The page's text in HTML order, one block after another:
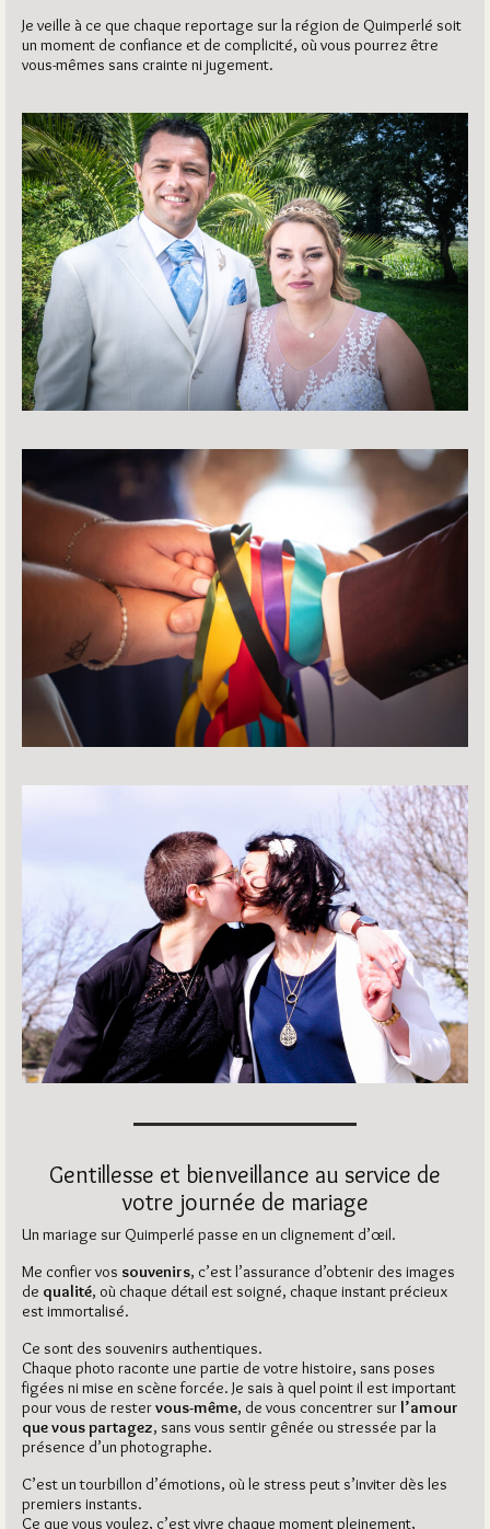
Je veille à ce que chaque reportage sur la région de Quimperlé soit
un moment de confiance et de complicité, où vous pourrez être
vous-mêmes sans crainte ni jugement.
Gentillesse et bienveillance au service de
votre journée de mariage
Un mariage sur Quimperlé passe en un clignement d’œil.
Me confier vos souvenirs, c’est l’assurance d’obtenir des images
de qualité, où chaque détail est soigné, chaque instant précieux
est immortalisé.
Ce sont des souvenirs authentiques.
Chaque photo raconte une partie de votre histoire, sans poses
figées ni mise en scène forcée. Je sais à quel point il est important
pour vous de restervous-même, de vous concentrer sur l’amour
que vous partagez, sans vous sentir gênée ou stressée par la
présence d’un photographe.
C’est un tourbillon d’émotions, où le stress peut s’inviter dès les
premiers instants.
Ce que vous voulez, c’est vivre chaque moment pleinement,